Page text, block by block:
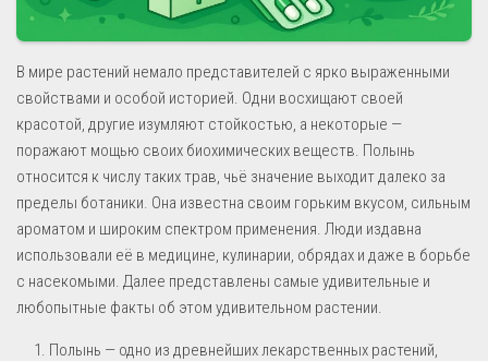
В мире растений немало представителей с ярко выраженными
свойствами и особой историей. Одни восхищают своей
красотой, другие изумляют стойкостью, а некоторые —
поражают мощью своих биохимических веществ. Полынь
относится к числу таких трав, чьё значение выходит далеко за
пределы ботаники. Она известна своим горьким вкусом, сильным
ароматом и широким спектром применения. Люди издавна
использовали её в медицине, кулинарии, обрядах и даже в борьбе
с насекомыми. Далее представлены самые удивительные и
любопытные факты об этом удивительном растении.
Полынь — одно из древнейших лекарственных растений,